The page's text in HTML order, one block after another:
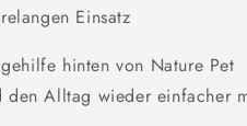
Einsatz
hinten von Nature Pet
den Alltag wieder einfacher